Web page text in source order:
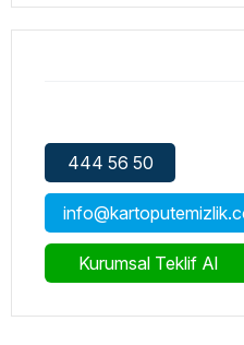
444 56 50
Kurumsal Teklif Al